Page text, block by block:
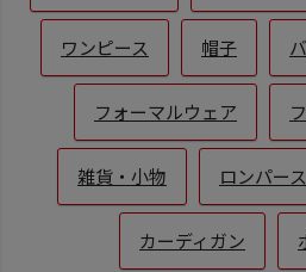
ワンピース 帽子
フォーマルウェア
雑貨・小物 ロンパース
カーディガン